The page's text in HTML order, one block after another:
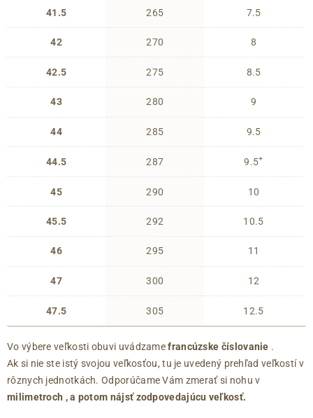
41.5
42
42.5
43
44
44.5
45
45.5
46
47
47.5
265
270
275
280
285
287
290
292
295
300
305
7.5
8
8.5
9
9.5
9.5+
10
10.5
11
12
12.5
Vo výbere veľkosti obuvi uvádzamefrancúzske číslovanie .
Ak si nie ste istý svojou veľkosťou, tu je uvedený prehľad veľkostí v
rôznych jednotkách. Odporúčame Vám zmerať si nohu v
milimetroch , a potom nájsť zodpovedajúcu veľkosť.